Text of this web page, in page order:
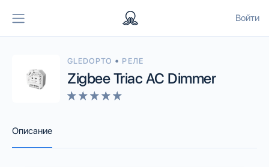
Войти
GLEDOPTO • РЕЛЕ
Zigbee Triac AC Dimmer
Описание